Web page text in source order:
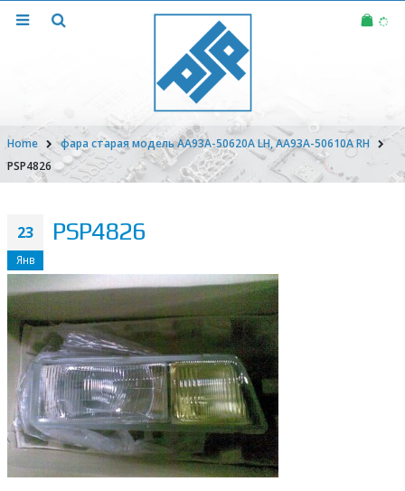
Home
фара старая модель AA93A-50620A LH, AA93A-50610A RH
PSP4826
23
Янв
PSP4826